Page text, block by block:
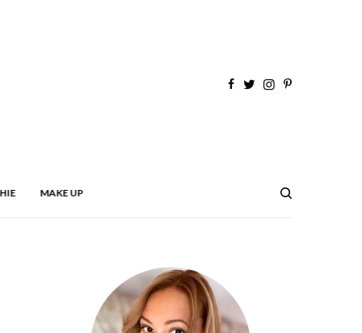
MAKE UP